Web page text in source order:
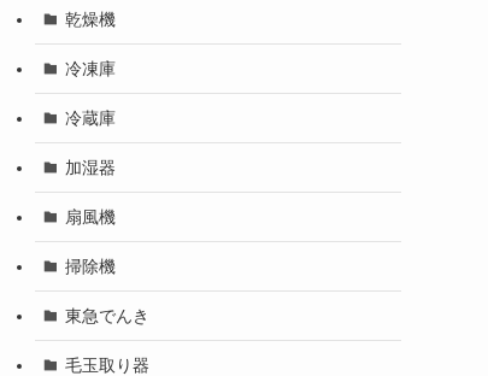
乾燥機
冷凍庫
冷蔵庫
加湿器
扇風機
掃除機
東急でんき
毛玉取り器